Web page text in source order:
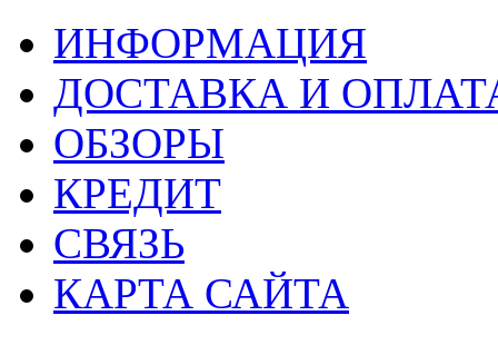
ИНФОРМАЦИЯ
ДОСТАВКА И
ОБЗОРЫ
КРЕДИТ
СВЯЗЬ
КАРТА САЙТА